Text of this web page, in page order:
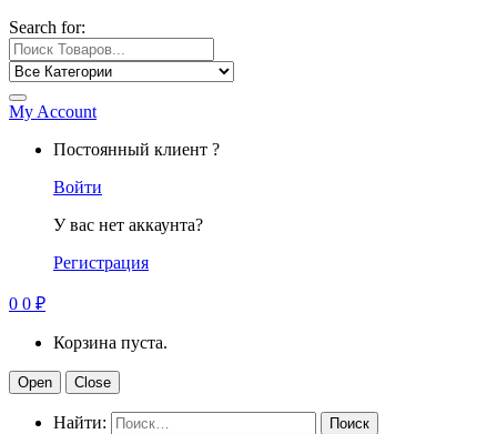
Search for:
My Account
Постоянный клиент ?
Войти
У вас нет аккаунта?
Регистрация
0 0 ₽
Корзина пуста.
Open Close
Найти: